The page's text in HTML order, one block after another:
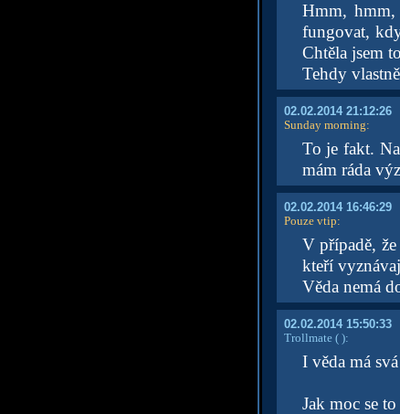
Hmm,
fungovat,
Chtěla jsem
Tehdy
02.02.2014 21:12:26
Sunday morning:
To je fakt.
mám ráda
02.02.2014 16:46:29
Pouze vtip:
V případě,
kteří
Věda nemá
02.02.2014 15:50:33
Trollmate( ):
I věda má
Jak moc se